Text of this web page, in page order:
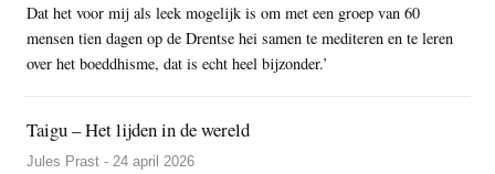
Dat het voor mij als leek mogelijk is om met een groep van 60
mensen tien dagen op de Drentse hei samen te mediteren en te leren
over het boeddhisme, dat is echt heel bijzonder.’
Taigu – Het lijden in de wereld
Jules Prast - 24 april 2026